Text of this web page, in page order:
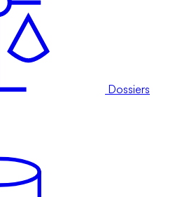
Dossiers